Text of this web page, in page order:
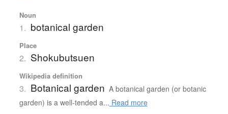
Noun
1. botanical garden
Place
2. Shokubutsuen
Wikipedia definition
3. Botanical garden A botanical garden (or botanic
garden) is a well-tended a... Read more